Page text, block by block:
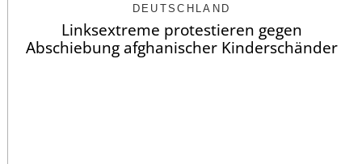
DEUTSCHLAND
Linksextreme protestieren gegen
Abschiebung afghanischer Kinderschänder